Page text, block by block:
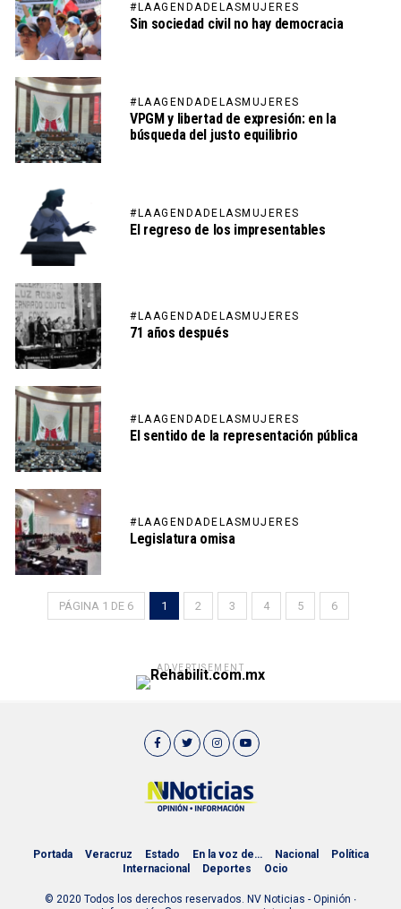
#LAAGENDADELASMUJERES
Sin sociedad civil no hay democracia
#LAAGENDADELASMUJERES
VPGM y libertad de expresión: en la
búsqueda del justo equilibrio
#LAAGENDADELASMUJERES
El regreso de los impresentables
#LAAGENDADELASMUJERES
71 años después
#LAAGENDADELASMUJERES
El sentido de la representación pública
#LAAGENDADELASMUJERES
Legislatura omisa
PÁGINA 1 DE 6 1 2 3 4 5 6
ADVERTISEMENT
Portada Veracruz Estado En la voz de… Nacional
Política
Internacional
Deportes Ocio
© 2020 Todos los derechos reservados. NV Noticias - Opinión ∙